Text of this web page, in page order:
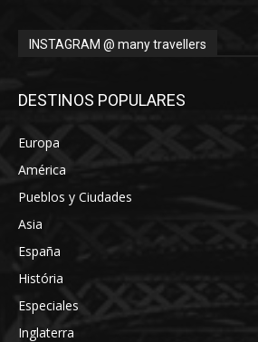
INSTAGRAM @ many travellers
DESTINOS POPULARES
Europa
América
Pueblos y Ciudades
Asia
España
História
Especiales
Inglaterra